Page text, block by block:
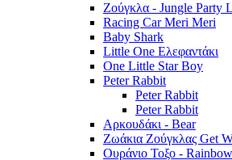
Ζούγκλα - Jungle Party
Racing Car Meri Meri
Baby Shark
Little One Ελεφαντάκι
One Little Star Boy
Peter Rabbit
Peter Rabbit
Peter Rabbit
Αρκουδάκι - Bear
Ζωάκια Ζούγκλας Get
Ουράνιο Τοξο - Rainbow